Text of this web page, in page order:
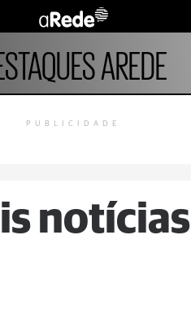
AREDE
PUBLICIDADE
notícias